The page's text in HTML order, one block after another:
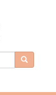
Пошук